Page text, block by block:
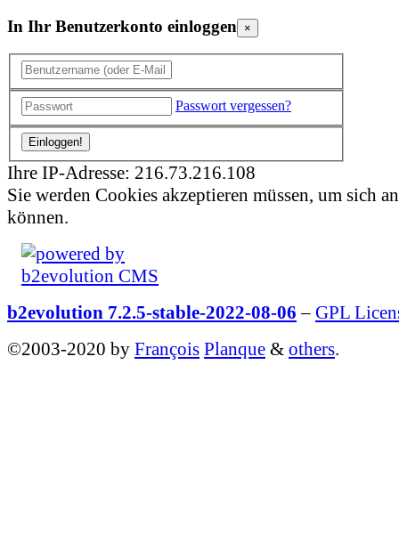
In Ihr Benutzerkonto einloggen ×
Passwort vergessen?
Ihre IP-Adresse: 216.73.216.108
Sie werden Cookies akzeptieren müssen, um sich
können.
b2evolution 7.2.5-stable-2022-08-06 – GPL
©2003-2020 by François Planque & others.